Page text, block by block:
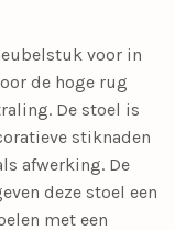
voor in
de hoge rug
De stoel is
stiknaden
afwerking. De
deze stoel een
met een